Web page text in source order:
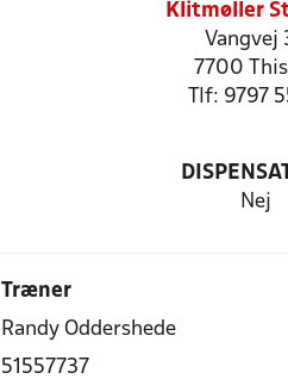
Klitmøller
Vangvej
7700
Tlf: 9797
Nej
Træner
Randy Oddershede
51557737